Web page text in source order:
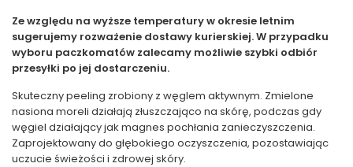
Ze względu na wyższe temperatury w okresie letnim
sugerujemy rozważenie dostawy kurierskiej. W przypadku
wyboru paczkomatów zalecamy możliwie szybki odbiór
przesyłki po jej dostarczeniu.
Skuteczny peeling zrobiony z węglem aktywnym. Zmielone
nasiona moreli działają złuszczająco na skórę, podczas gdy
węgiel działający jak magnes pochłania zanieczyszczenia.
Zaprojektowany do głębokiego oczyszczenia, pozostawiając
uczucie świeżości i zdrowej skóry.